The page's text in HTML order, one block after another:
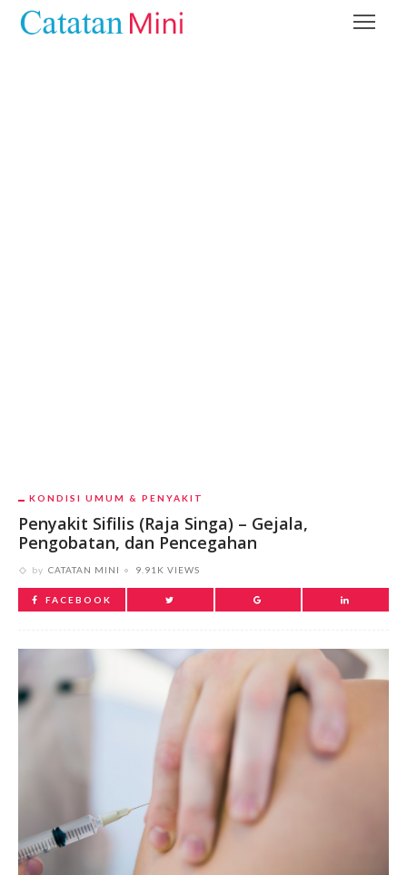
KONDISI UMUM & PENYAKIT
Penyakit Sifilis (Raja Singa) – Gejala,
Pengobatan, dan Pencegahan
by CATATAN MINI 9.91K VIEWS
FACEBOOK